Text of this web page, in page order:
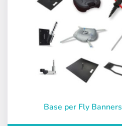
Base per Fly Banners